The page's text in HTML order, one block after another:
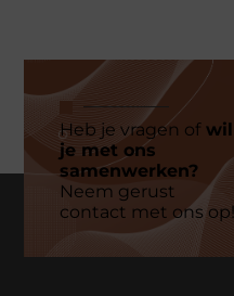
Heb je vragen ofwil
je met ons
samenwerken?
Neem gerust
contact met ons op!